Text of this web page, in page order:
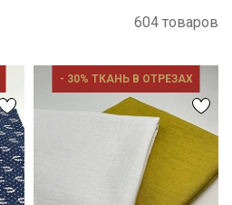
604 товаров
- 30% ТКАНЬ В ОТРЕЗАХ